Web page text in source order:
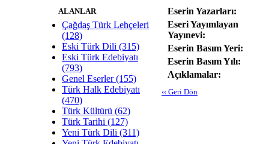
ALANLAR
Çağdaş Türk Lehçeleri
(128)
Eski Türk Dili (315)
Eski Türk Edebiyatı
(793)
Genel Eserler (155)
Türk Halk Edebiyatı
(470)
Türk Kültürü (62)
Türk Tarihi (127)
Yeni Türk Dili (311)
Eserin Yazarları:
Eseri Yayımlayan
Yayınevi:
Eserin Basım Yeri:
Eserin Basım Yılı:
Açıklamalar:
‹‹ Geri Dön